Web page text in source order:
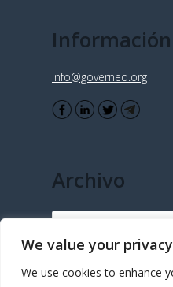
We value your privacy
We use cookies to enhance
info@governeo.org
Archivo
Archivo